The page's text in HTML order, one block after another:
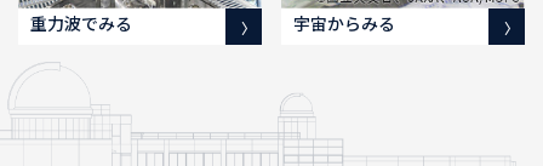
重力波でみる 宇宙からみる